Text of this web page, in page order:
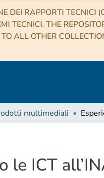
DEI RAPPORTI TECNICI
TECNICI. THE
ALL OTHER
multimediali
le ICT